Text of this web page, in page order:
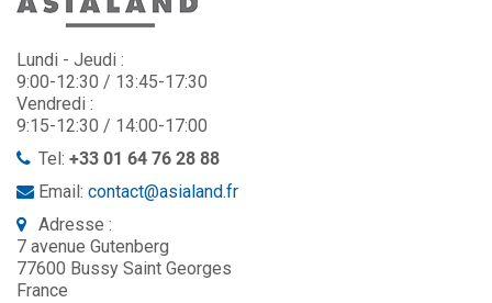
Lundi - Jeudi :
9:00-12:30 / 13:45-17:30
Vendredi :
9:15-12:30 / 14:00-17:00
Tel: +33 01 64 76 28 88
Email: contact@asialand.fr
Adresse :
7 avenue Gutenberg
77600 Bussy Saint Georges
France